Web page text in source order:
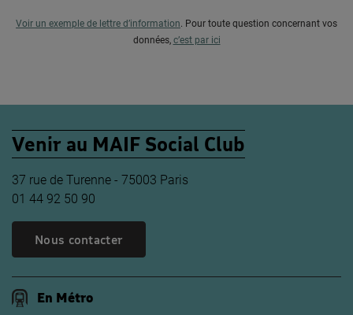
Voir un exemple de lettre d’information. Pour toute question concernant vos
données, c’est par ici
Venir au MAIF Social Club
37 rue de Turenne - 75003 Paris
01 44 92 50 90
Nous contacter
En Métro